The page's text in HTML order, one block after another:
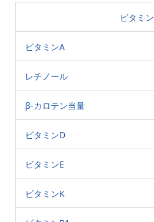
ビタミン
ビタミンA
レチノール
β-カロテン当量
ビタミンD
ビタミンE
ビタミンK